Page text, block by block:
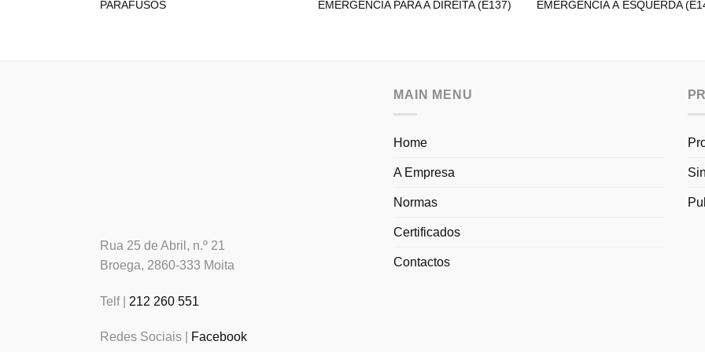
PARAFUSOS
EMERGÊNCIA PARA A DIREITA (E137)
EMERGÊNCIA À ESQUERDA
Rua 25 de Abril, n.º 21
Broega, 2860-333 Moita
Telf | 212 260 551
Redes Sociais | Facebook
MAIN MENU
Home
A Empresa
Normas
Certificados
Contactos